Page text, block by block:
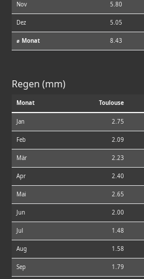
Nov 5.80
Dez 5.05
⌀ Monat 8.43
Regen (mm)
Monat Toulouse
Jan 2.75
Feb 2.09
Mär 2.23
Apr 2.40
Mai 2.65
Jun 2.00
Jul 1.48
Aug 1.58
Sep 1.79